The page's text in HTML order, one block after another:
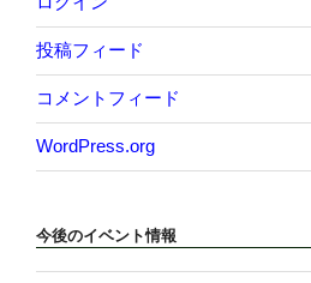
投稿フィード
コメントフィード
WordPress.org
今後のイベント情報